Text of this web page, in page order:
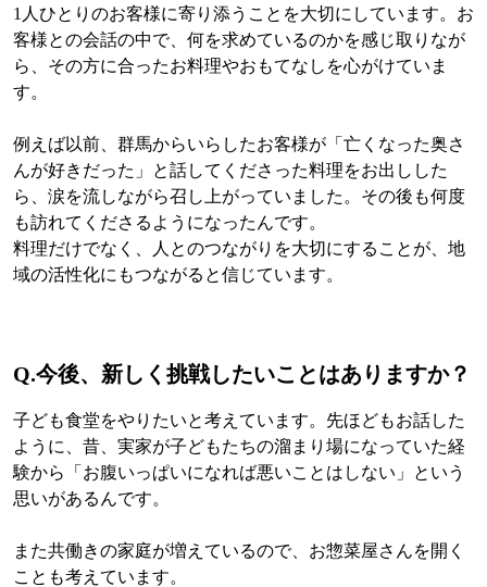
1人ひとりのお客様に寄り添うことを大切にしています。お
客様との会話の中で、何を求めているのかを感じ取りなが
ら、その方に合ったお料理やおもてなしを心がけていま
す。
例えば以前、群馬からいらしたお客様が「亡くなった奥さ
んが好きだった」と話してくださった料理をお出しした
ら、涙を流しながら召し上がっていました。その後も何度
も訪れてくださるようになったんです。
料理だけでなく、人とのつながりを大切にすることが、地
域の活性化にもつながると信じています。
Q.今後、新しく挑戦したいことはありますか？
子ども食堂をやりたいと考えています。先ほどもお話した
ように、昔、実家が子どもたちの溜まり場になっていた経
験から「お腹いっぱいになれば悪いことはしない」という
思いがあるんです。
また共働きの家庭が増えているので、お惣菜屋さんを開く
ことも考えています。